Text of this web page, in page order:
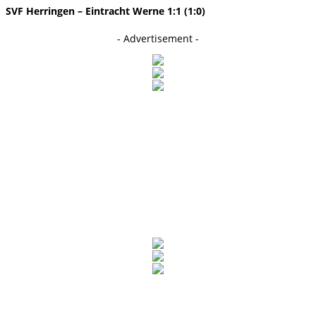
SVF Herringen – Eintracht Werne 1:1 (1:0)
- Advertisement -